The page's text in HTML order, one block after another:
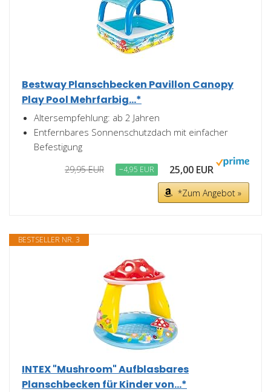
Bestway Planschbecken Pavillon Canopy
Play Pool Mehrfarbig...*
Altersempfehlung: ab 2 Jahren
Entfernbares Sonnenschutzdach mit einfacher
Befestigung
29,95 EUR −4,95 EUR 25,00 EUR
*Zum Angebot »
BESTSELLER NR. 3
INTEX "Mushroom" Aufblasbares
Planschbecken für Kinder von...*